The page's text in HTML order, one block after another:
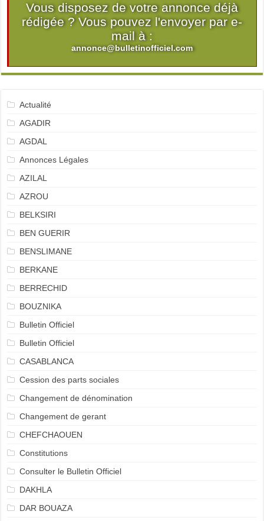
Vous disposez de votre annonce déjà
rédigée ? Vous pouvez l'envoyer par e-
mail à :
annonce@bulletinofficiel.com
Actualité
AGADIR
AGDAL
Annonces Légales
AZILAL
AZROU
BELKSIRI
BEN GUERIR
BENSLIMANE
BERKANE
BERRECHID
BOUZNIKA
Bulletin Officiel
Bulletin Officiel
CASABLANCA
Cession des parts sociales
Changement de dénomination
Changement de gerant
CHEFCHAOUEN
Constitutions
Consulter le Bulletin Officiel
DAKHLA
DAR BOUAZA